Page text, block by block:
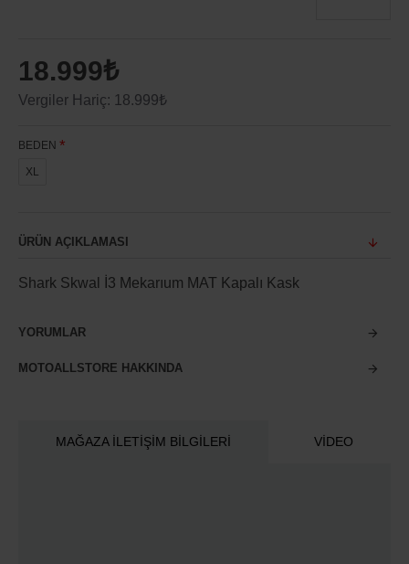
18.999₺
Vergiler Hariç: 18.999₺
BEDEN
XL
ÜRÜN AÇIKLAMASI
Shark Skwal İ3 Mekarıum MAT Kapalı Kask
YORUMLAR
MOTOALLSTORE HAKKINDA
MAĞAZA İLETIŞIM BILGILERI VIDEO